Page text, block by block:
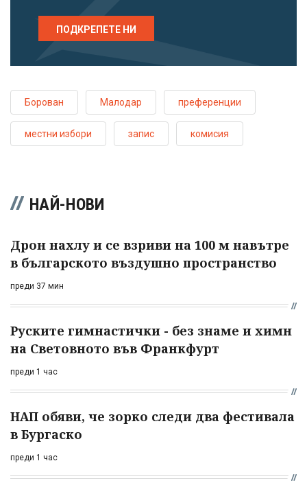
ПОДКРЕПЕТЕ НИ
Борован Малодар преференции
местни избори запис комисия
НАЙ-НОВИ
Дрон нахлу и се взриви на 100 м навътре
в българското въздушно пространство
преди 37 мин
Руските гимнастички - без знаме и химн
на Световното във Франкфурт
преди 1 час
НАП обяви, че зорко следи два фестивала
в Бургаско
преди 1 час